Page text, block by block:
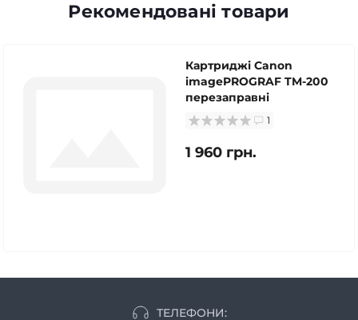
Рекомендовані товари
Картриджі Canon
imagePROGRAF TM-200
перезаправні
1
1 960 грн.
ТЕЛЕФОНИ: